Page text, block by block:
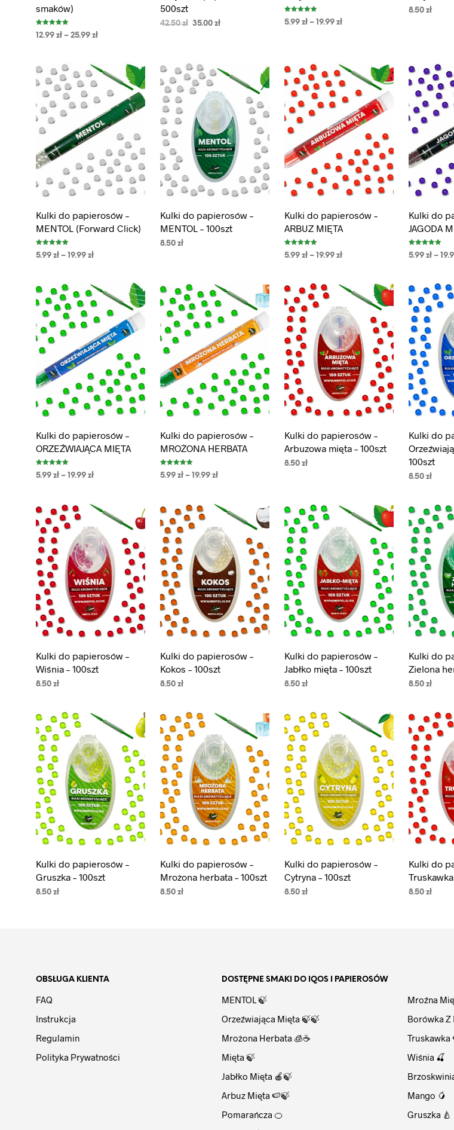
smaków)
Oceniono
5.00
12.99 zł– 25.99 zł
500szt
42.50zł 35.00zł
Oceniono
5.00
5.99zł– 19.99zł
8.50zł
Kulki do papierosów –
MENTOL (Forward Click)
Oceniono
5.00
5.99 zł– 19.99 zł
Kulki do papierosów –
MENTOL – 100szt
8.50zł
Kulki do papierosów –
ARBUZ MIĘTA
Oceniono
5.00
5.99zł–19.99zł
Kulki do
JAGODA
Oceniono
5.00
5.99zł–
Kulki do papierosów –
ORZEŹWIAJĄCA MIĘTA
Oceniono
5.00
5.99 zł– 19.99 zł
Kulki do papierosów –
MROŻONA HERBATA
Oceniono
5.00
5.99zł–19.99zł
Kulki do papierosów –
Arbuzowa mięta – 100szt
8.50zł
Kulki do
100szt
8.50zł
Kulki do papierosów –
Wiśnia – 100szt
8.50 zł
Kulki do papierosów –
Kokos – 100szt
8.50zł
Kulki do papierosów –
Jabłko mięta – 100szt
8.50zł
Kulki do
Zielona
8.50zł
Kulki do papierosów –
Gruszka – 100szt
8.50 zł
Kulki do papierosów –
Mrożona herbata – 100szt
8.50zł
Kulki do papierosów –
Cytryna – 100szt
8.50zł
Kulki do
8.50zł
OBSŁUGA KLIENTA
FAQ
Instrukcja
Regulamin
Polityka Prywatności
DOSTĘPNE SMAKI DO IQOS I PAPIEROSÓW
MENTOL 🍃
Orzeźwiająca Mięta 🍃🍃
Mrożona Herbata 🧊☕
Mięta 🍃
Jabłko Mięta 🍎🍃
Arbuz Mięta 🍉🍃
Pomarańcza 🍊
Mroźna
Borówka Z
Truskawka
Wiśnia 🍒
Mango 🥭
Gruszka 🍐